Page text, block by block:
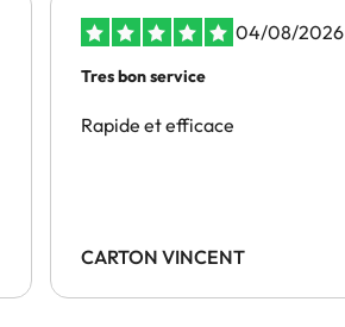
04/08/2026
Tres bon service
Rapide et efficace
CARTON VINCENT